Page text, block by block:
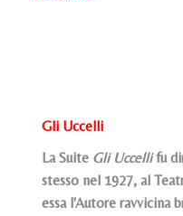
Gli Uccelli
La Suite Gli Uccellifu
stesso nel 1927, al
essa l'Autore ravvicina